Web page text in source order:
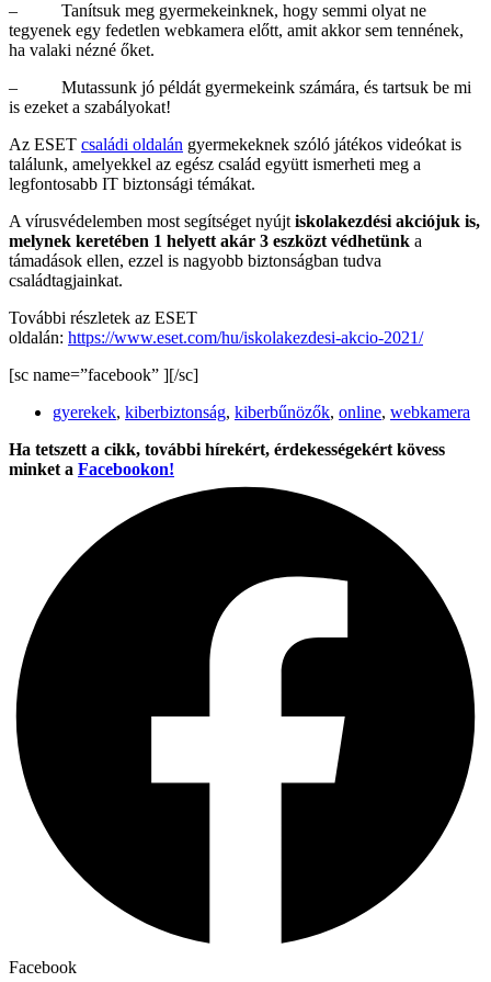
– Tanítsuk meg gyermekeinknek, hogy semmi olyat ne
tegyenek egy fedetlen webkamera előtt, amit akkor sem tennének,
ha valaki nézné őket.
– Mutassunk jó példát gyermekeink számára, és tartsuk be mi
is ezeket a szabályokat!
Az ESET családi oldalán gyermekeknek szóló játékos videókat is
találunk, amelyekkel az egész család együtt ismerheti meg a
legfontosabb IT biztonsági témákat.
A vírusvédelemben most segítséget nyújtiskolakezdési akciójuk is,
melynek keretében 1 helyett akár 3 eszközt védhetünk a
támadások ellen, ezzel is nagyobb biztonságban tudva
családtagjainkat.
További részletek az ESET
oldalán: https://www.eset.com/hu/iskolakezdesi-akcio-2021/
[sc name=”facebook” ][/sc]
gyerekek, kiberbiztonság, kiberbűnözők, online, webkamera
Ha tetszett a cikk, további hírekért, érdekességekért kövess
minket a Facebookon!
Facebook